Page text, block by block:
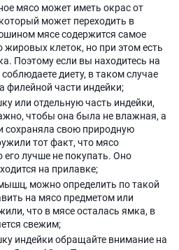
мясо может иметь окрас от
может переходить в
мясе содержится самое
клеток, но при этом есть
Поэтому если вы находитесь на
диету, в таком случае
филейной части индейки;
или отдельную часть индейки,
чтобы она была не влажная, а
сохраняла свою природную
тот факт, что мясо
его лучше не покупать. Оно
на прилавке;
можно определить по такой
на мясо предметом или
что в мясе осталась ямка, в
свежим;
индейки обращайте внимание на